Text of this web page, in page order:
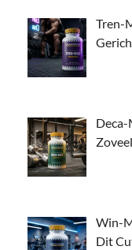
Tren-
Deca-
Win-
Dit